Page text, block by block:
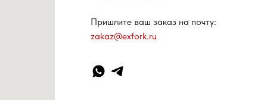
Пришлите ваш заказ на почту:
zakaz@exfork.ru